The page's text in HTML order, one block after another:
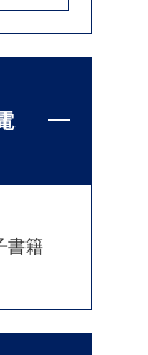
書籍